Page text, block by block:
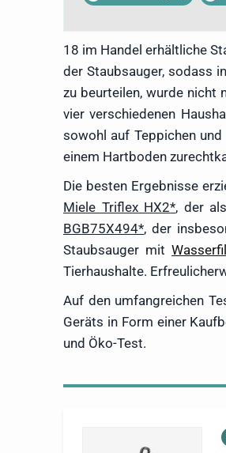
18 im Handel erhältliche
der Staubsauger, sodass
zu beurteilen, wurde nicht
vier verschiedenen
sowohl auf Teppichen
einem Hartboden
Die besten Ergebnisse
Miele Triflex HX2 , der
BGB75X494 , der
Staubsauger mit
Tierhaushalte.
Auf den umfangreichen
Geräts in Form einer
und Öko-Test.